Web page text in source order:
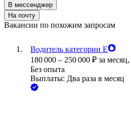
В мессенджер
На почту
Вакансии по похожим запросам
Водитель категории Е
180 000 – 250 000 ₽ за месяц,
Без опыта
Выплаты: Два раза в месяц